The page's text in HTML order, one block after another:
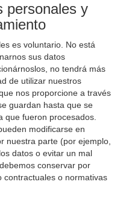
personales y
es voluntario. No está
sus datos
no tendrá más
de utilizar nuestros
nos proporcione a través
guardan hasta que se
que fueron procesados.
modificarse en
nuestra parte (por ejemplo,
datos o evitar un mal
conservar por
contractuales o normativas